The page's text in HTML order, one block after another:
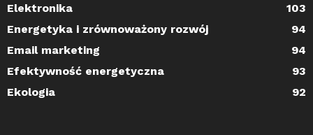
Elektronika
103
Energetyka i zrównoważony rozwój
94
Email marketing
94
Efektywność energetyczna
93
Ekologia
92